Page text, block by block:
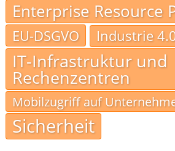
Enterprise Resource
EU-DSGVO Industrie
IT-Infrastruktur und
Rechenzentren
Mobilzugriff auf
Sicherheit